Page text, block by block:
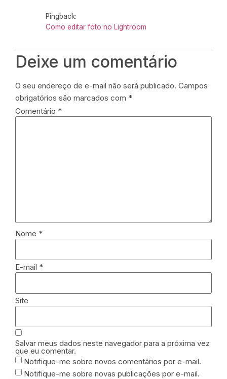
Pingback:
Como editar foto no Lightroom
Deixe um comentário
O seu endereço de e-mail não será publicado. Campos
obrigatórios são marcados com *
Comentário *
Nome *
E-mail *
Site
Salvar meus dados neste navegador para a próxima vez
que eu comentar.
Notifique-me sobre novos comentários por e-mail.
Notifique-me sobre novas publicações por e-mail.